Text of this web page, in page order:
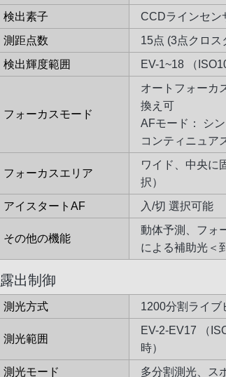
検出素子
CCDラインセン
測距点数
15点 (3点クロス
検出輝度範囲
EV-1~18 （
フォーカスモード
オートフォーカ
換え可
AFモード： シ
コンティニュア
フォーカスエリア
ワイド、中央に
択）
アイスタートAF
入/切 選択可能
その他の機能
動体予測、フォ
による補助光＜
露出制御
測光方式 1200分割ライブ
測光範囲
EV-2-EV17 （
時）
測光モード
多分割測光、ス